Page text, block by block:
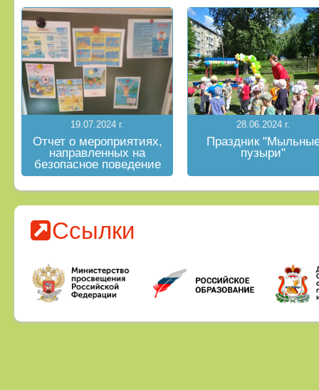
19.07.2024 г.
Отчет о мероприятиях,
направленных на
безопасное поведение
на водных объектах в
летний период
28.06.2024 г.
Праздник
пузыри"
Ссылки